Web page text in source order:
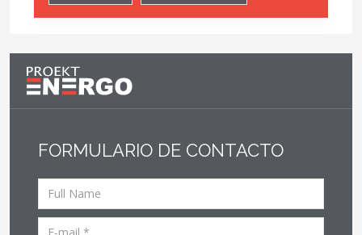
FORMULARIO DE CONTACTO